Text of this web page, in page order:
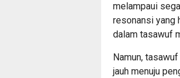
melampaui
resonansi yang
dalam tasawuf
Namun,
jauh menuju